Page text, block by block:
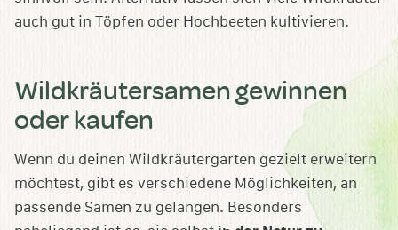
auch gut in Töpfen oder Hochbeeten kultivieren.
Wildkräutersamen gewinnen
oder kaufen
Wenn du deinen Wildkräutergarten gezielt erweitern
möchtest, gibt es verschiedene Möglichkeiten, an
passende Samen zu gelangen. Besonders